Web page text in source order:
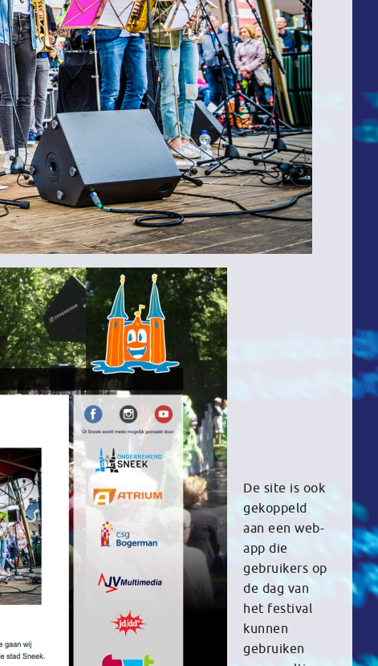
De site is ook
gekoppeld
aan een web-
app die
gebruikers op
de dag van
het festival
kunnen
gebruiken